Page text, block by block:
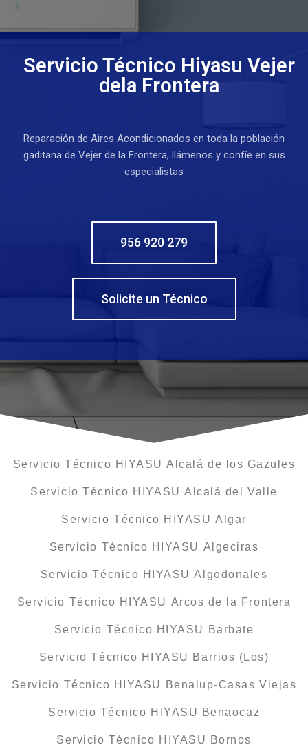
Servicio Técnico Hiyasu Vejer
dela Frontera
Reparación de Aires Acondicionados en toda la población
gaditana de Vejer de la Frontera, llámenos y confíe en sus
especialistas
956 920 279
Solicite un Técnico
Servicio Técnico HIYASU Alcalá de los Gazules
Servicio Técnico HIYASU Alcalá del Valle
Servicio Técnico HIYASU Algar
Servicio Técnico HIYASU Algeciras
Servicio Técnico HIYASU Algodonales
Servicio Técnico HIYASU Arcos de la Frontera
Servicio Técnico HIYASU Barbate
Servicio Técnico HIYASU Barrios (Los)
Servicio Técnico HIYASU Benalup-Casas Viejas
Servicio Técnico HIYASU Benaocaz
Servicio Técnico HIYASU Bornos